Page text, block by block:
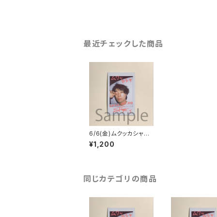
最近チェックした商品
6/6(金)ムクッカシャチ
ェキ
¥1,200
同じカテゴリの商品